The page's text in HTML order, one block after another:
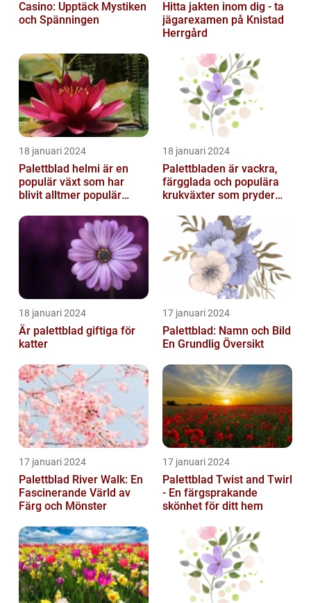
Casino: Upptäck Mystiken
och Spänningen
Hitta jakten inom dig - ta
jägarexamen på Knistad
Herrgård
18 januari 2024
Palettblad helmi är en
populär växt som har
blivit alltmer populär
trädgårdsentusiaster
18 januari 2024
Palettbladen är vackra,
färgglada och populära
krukväxter som pryder
trädgårdar runt o...
18 januari 2024
Är palettblad giftiga för
katter
17 januari 2024
Palettblad: Namn och Bild
En Grundlig Översikt
17 januari 2024
Palettblad River Walk: En
Fascinerande Värld av
Färg och Mönster
17 januari 2024
Palettblad Twist and Twirl
- En färgsprakande
skönhet för ditt hem